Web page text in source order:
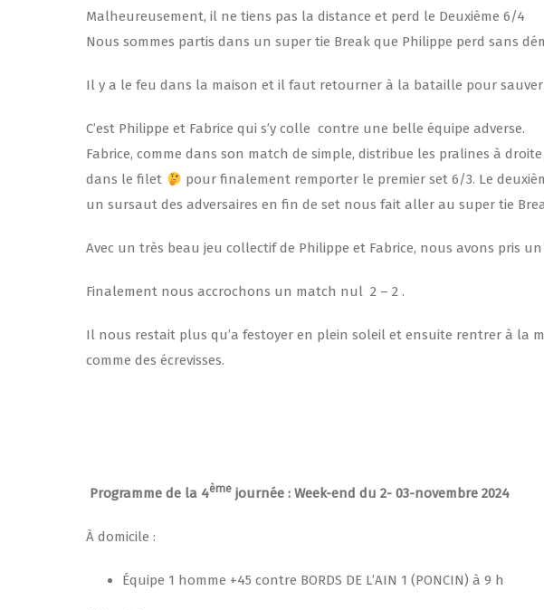
Malheureusement, il ne tiens pas la distance et perd le Deuxième 6/4
Nous sommes partis dans un super tie Break que Philippe perd sans
Il y a le feu dans la maison et il faut retourner à la bataille pour
C’est Philippe et Fabrice qui s’y colle contre une belle équipe adverse.
Fabrice, comme dans son match de simple, distribue les pralines à
dans le filet
pour finalement remporter le premier set 6/3. Le
un sursaut des adversaires en fin de set nous fait aller au super tie
Avec un très beau jeu collectif de Philippe et Fabrice, nous avons pris
Finalement nous accrochons un match nul 2 – 2 .
Il nous restait plus qu’a festoyer en plein soleil et ensuite rentrer à la
comme des écrevisses.
Programme de la 4ème journée : Week-end du 2- 03-novembre 2024
À domicile :
Équipe 1 homme +45 contre BORDS DE L’AIN 1 (PONCIN) à 9 h